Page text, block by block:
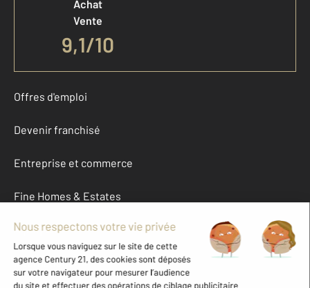
Achat
Vente
9,1/10
Offres d'emploi
Devenir franchisé
Entreprise et commerce
Fine Homes & Estates
À propos
International